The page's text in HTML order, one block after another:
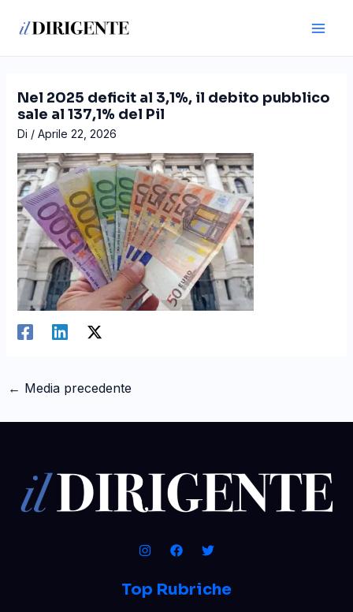
Nel 2025 deficit al 3,1%, il debito pubblico
sale al 137,1% del Pil
Di / Aprile 22, 2026
articoli
← Media precedente
Top Rubriche